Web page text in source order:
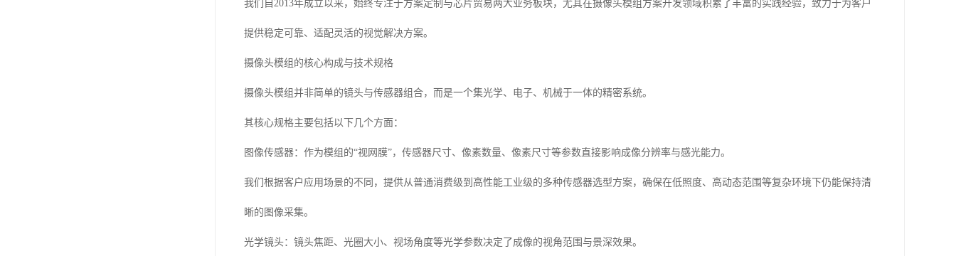
我们自2013年成立以来，始终专注于方案定制与芯片贸易两大业务板块，尤其在摄像头模组方案开发领域积累了丰富的实践经验，致力于为客户
提供稳定可靠、适配灵活的视觉解决方案。
摄像头模组的核心构成与技术规格
摄像头模组并非简单的镜头与传感器组合，而是一个集光学、电子、机械于一体的精密系统。
其核心规格主要包括以下几个方面：
图像传感器：作为模组的“视网膜”，传感器尺寸、像素数量、像素尺寸等参数直接影响成像分辨率与感光能力。
我们根据客户应用场景的不同，提供从普通消费级到高性能工业级的多种传感器选型方案，确保在低照度、高动态范围等复杂环境下仍能保持清
晰的图像采集。
光学镜头：镜头焦距、光圈大小、视场角度等光学参数决定了成像的视角范围与景深效果。